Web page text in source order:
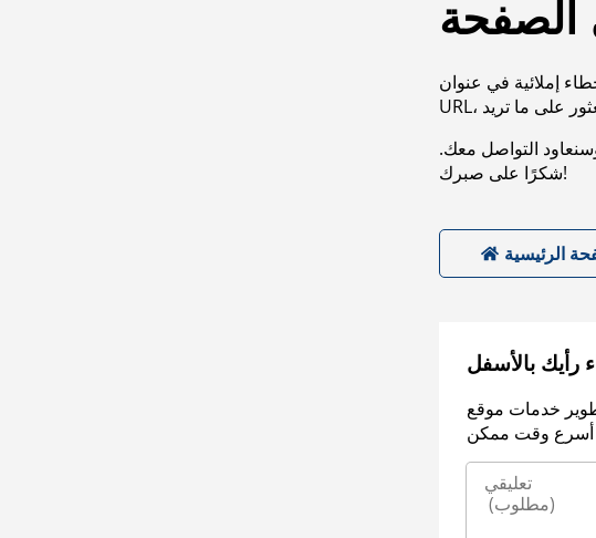
الصفحة
إملائية في عنوان
التواصل معك.
شكرًا على صبرك!
الرئيسية
رأيك بالأسفل
خدمات موقع